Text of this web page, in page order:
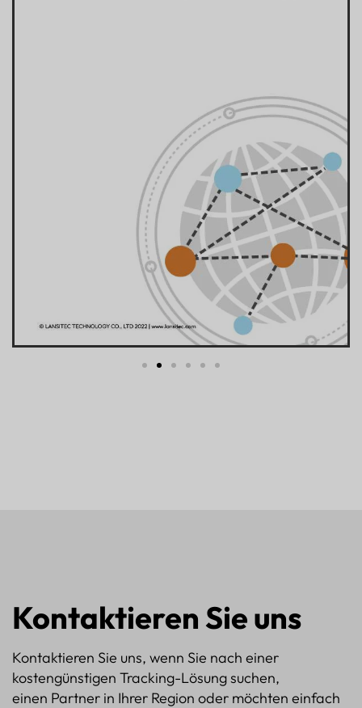
Kontaktieren Sie uns
Kontaktieren Sie uns, wenn Sie nach einer
kostengünstigen Tracking-Lösung suchen,
einen Partner in Ihrer Region oder möchten einfach